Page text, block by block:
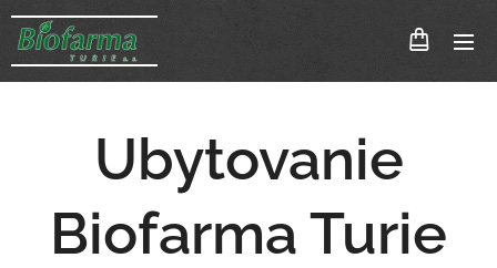
Ubytovanie
Biofarma Turie